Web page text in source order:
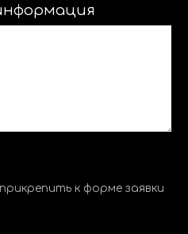
к форме заявки